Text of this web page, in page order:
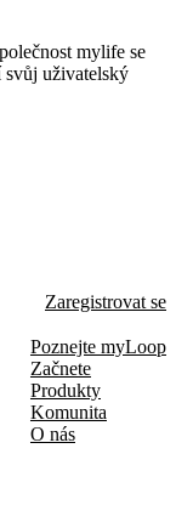
mylife se
svůj uživatelský
Zaregistrovat se
Poznejte myLoop
Začnete
Produkty
Komunita
O nás